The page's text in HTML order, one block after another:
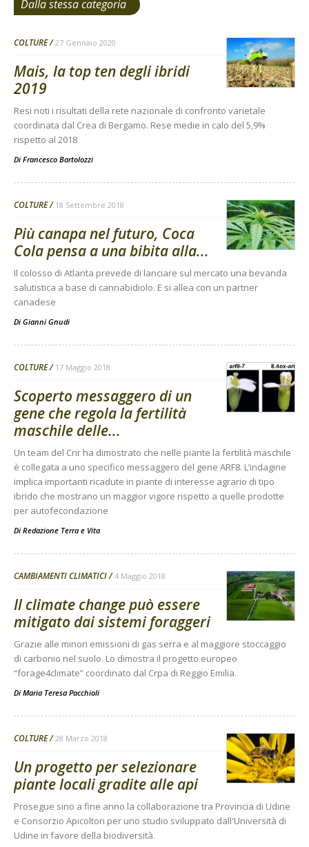
Dalla stessa categoria
COLTURE 27 Gennaio 2020
Mais, la top ten degli ibridi
2019
Resi noti i risultati della rete nazionale di confronto varietale
coordinata dal Crea di Bergamo. Rese medie in calo del 5,9%
rispetto al 2018
Di Francesco Bartolozzi
COLTURE 18 Settembre 2018
Più canapa nel futuro, Coca
Cola pensa a una bibita alla...
Il colosso di Atlanta prevede di lanciare sul mercato una bevanda
salutistica a base di cannabidiolo. E si allea con un partner
canadese
Di Gianni Gnudi
COLTURE 17 Maggio 2018
Scoperto messaggero di un
gene che regola la fertilità
maschile delle...
Un team del Cnr ha dimostrato che nelle piante la fertilità maschile
è collegata a uno specifico messaggero del gene ARF8. L’indagine
implica importanti ricadute in piante di interesse agrario di tipo
ibrido che mostrano un maggior vigore rispetto a quelle prodotte
per autofecondazione
Di Redazione Terra e Vita
CAMBIAMENTI CLIMATICI 4 Maggio 2018
Il climate change può essere
mitigato dai sistemi foraggeri
Grazie alle minori emissioni di gas serra e al maggiore stoccaggio
di carbonio nel suolo. Lo dimostra il progetto europeo
“forage4climate” coordinato dal Crpa di Reggio Emilia.
Di Maria Teresa Pacchioli -
COLTURE 28 Marzo 2018
Un progetto per selezionare
piante locali gradite alle api
Prosegue sino a fine anno la collaborazione tra Provincia di Udine
e Consorzio Apicoltori per uno studio sviluppato dall'Università di
Udine in favore della biodiversità.